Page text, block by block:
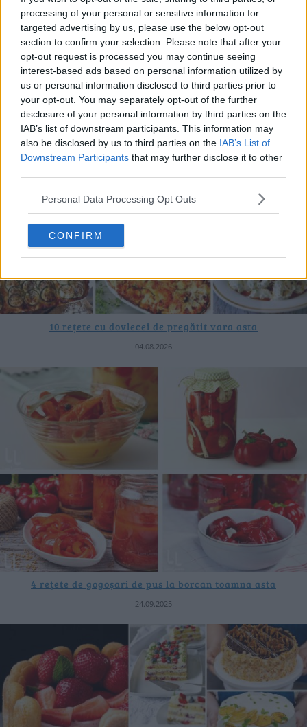
processing of your personal or sensitive information for
targeted advertising by us, please use the below opt-out
section to confirm your selection. Please note that after your
opt-out request is processed you may continue seeing
interest-based ads based on personal information utilized by
us or personal information disclosed to third parties prior to
your opt-out. You may separately opt-out of the further
disclosure of your personal information by third parties on the
IAB’s list of downstream participants. This information may
also be disclosed by us to third parties on the IAB’s List of
Downstream Participants that may further disclose it to other
Personal Data Processing Opt Outs
CONFIRM
20 de rețete de salate de vară fără prelucrare termică
06.08.2026
10 rețete cu dovlecei de pregătit vara asta
04.08.2026
4 rețete de gogoșari de pus la borcan toamna asta
24.09.2025